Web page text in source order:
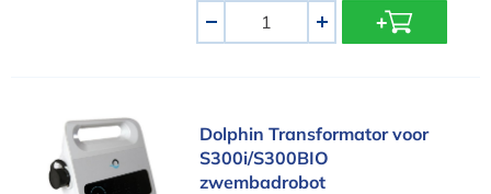
+
Dolphin Transformator voor S300i/S300BIO
Dolphin Transformator voor
S300i/S300BIO
zwembadrobot